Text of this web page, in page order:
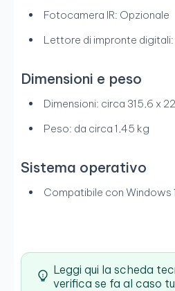
Fotocamera IR: Opzionale
Lettore di impronte
Dimensioni e peso
Dimensioni: circa 315,6 x
Peso: da circa 1,45 kg
Sistema operativo
Compatibile con Windows
Leggi qui la scheda
verifica se fa al caso